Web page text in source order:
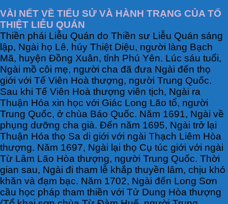
VÀI NẾT VỀ TIỂU SỬ VÀ HÀNH TRẠNG CỦA TỔ
THIỆT LIỄU QUÁN
Thiền phái Liễu Quán do Thiền sư Liễu Quán sáng
lập, Ngài họ Lê, húy Thiệt Diệu, người làng Bạch
Mã, huyện Đồng Xuân, tỉnh Phú Yên. Lúc sáu tuổi,
Ngài mồ côi mẹ, người cha đã đưa Ngài đến thọ
giới với Tế Viên Hoà thượng, người Trung Quốc.
Sau khi Tế Viên Hoà thượng viên tịch, Ngài ra
Thuận Hóa xin học với Giác Long Lão tổ, người
Trung Quốc, ở chùa Báo Quốc. Năm 1691, Ngài về
phụng dưỡng cha già. Đến năm 1695, Ngài trở lại
Thuận Hóa thọ Sa di giới với ngài Thạch Liêm Hòa
thượng. Năm 1697, Ngài lại thọ Cụ túc giới với ngài
Từ Lâm Lão Hòa thượng, người Trung Quốc. Thời
gian sau, Ngài đi tham lễ khắp thuyền lâm, chịu khó
khăn và đạm bạc. Năm 1702, Ngài đến Long Sơn
cầu học pháp tham thiền với Tử Dung Hòa thượng